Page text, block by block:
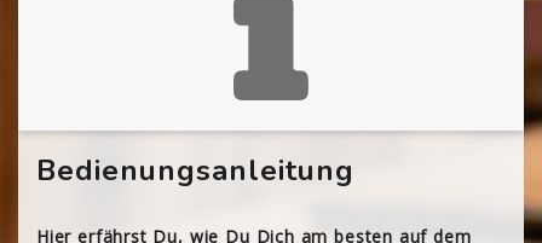
Bedienungsanleitung
Hier erfährst Du, wie Du Dich am besten auf dem